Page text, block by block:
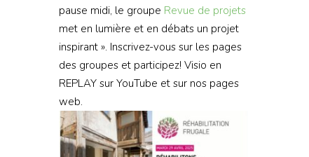
pause midi, le groupe Revue de projets
met en lumière et en débats un projet
inspirant ». Inscrivez-vous sur les pages
des groupes et participez! Visio en
REPLAY sur YouTube et sur nos pages
web.